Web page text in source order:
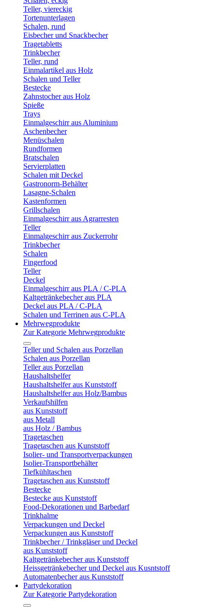
Teller, viereckig
Tortenunterlagen
Schalen, rund
Eisbecher und Snackbecher
Tragetabletts
Trinkbecher
Teller, rund
Einmalartikel aus Holz
Schalen und Teller
Bestecke
Zahnstocher aus Holz
Spieße
Trays
Einmalgeschirr aus Aluminium
Aschenbecher
Menüschalen
Rundformen
Bratschalen
Servierplatten
Schalen mit Deckel
Gastronorm-Behälter
Lasagne-Schalen
Kastenformen
Grillschalen
Einmalgeschirr aus Agrarresten
Teller
Einmalgeschirr aus Zuckerrohr
Trinkbecher
Schalen
Fingerfood
Teller
Deckel
Einmalgeschirr aus PLA / C-PLA
Kaltgetränkebecher aus PLA
Deckel aus PLA / C-PLA
Schalen und Terrinen aus C-PLA
Mehrwegprodukte
Zur Kategorie Mehrwegprodukte
Teller und Schalen aus Porzellan
Schalen aus Porzellan
Teller aus Porzellan
Haushaltshelfer
Haushaltshelfer aus Kunststoff
Haushaltshelfer aus Holz/Bambus
Verkaufshilfen
aus Kunststoff
aus Metall
aus Holz / Bambus
Tragetaschen
Tragetaschen aus Kunststoff
Isolier- und Transportverpackungen
Isolier-Transportbehälter
Tiefkühltaschen
Tragetaschen aus Kunststoff
Bestecke
Bestecke aus Kunststoff
Food-Dekorationen und Barbedarf
Trinkhalme
Verpackungen und Deckel
Verpackungen aus Kunststoff
Trinkbecher / Trinkgläser und Deckel
aus Kunststoff
Kaltgetränkebecher aus Kunststoff
Heissgetränkebecher und Deckel aus Kusntstoff
Automatenbecher aus Kunststoff
Partydekoration
Zur Kategorie Partydekoration